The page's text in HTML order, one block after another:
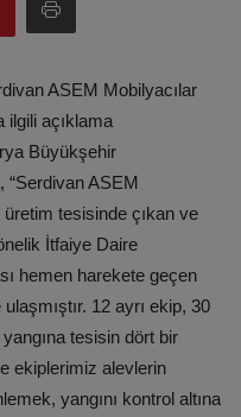
ASEM Mobilyacılar
ilgili açıklama
Büyükşehir
“Serdivan ASEM
üretim tesisinde çıkan ve
İtfaiye Daire
hemen harekete geçen
12 ayrı ekip, 30
tesisin dört bir
ekiplerimiz alevlerin
yangını kontrol altına